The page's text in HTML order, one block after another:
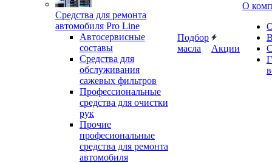
Средства для ремонта
автомобиля Pro Line
Автосервисные
составы
Средства для
обслуживания
сажевых фильтров
Профессиональные
средства для очистки
рук
Прочие
професиональные
средства для ремонта
автомобиля
Подбор
масла
Акции
О